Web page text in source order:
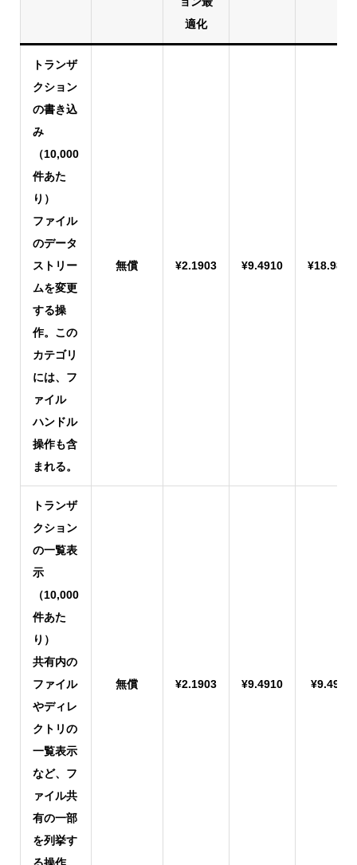
適化
トランザ
クション
の書き込
み
（10,000
件あた
り）
ファイル
のデータ
ストリー
ムを変更
する操
作。この
カテゴリ
には、フ
ァイル
ハンドル
操作も含
まれる。
無償 ¥2.1903 ¥9.4910 ¥18.9820
トランザ
クション
の一覧表
示
（10,000
件あた
り）
共有内の
ファイル
やディレ
クトリの
一覧表示
など、フ
ァイル共
有の一部
を列挙す
る操作。
無償 ¥2.1903 ¥9.4910 ¥9.4910